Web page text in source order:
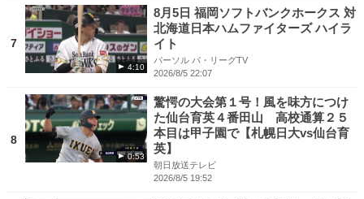
7
4:10
8月5日 福岡ソフトバンクホークス 対
北海道日本ハムファイターズ ハイラ
イト
パーソル パ・リーグTV
2026/8/5 22:07
8
0:53
驚愕の大会第１号！風を味方につけ
た仙台育英４番田山 高校通算２５
本目は甲子園で【札幌日大vs仙台育
英】
朝日放送テレビ
2026/8/5 19:52